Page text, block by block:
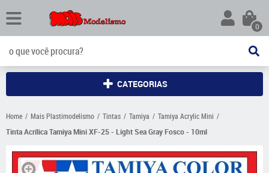
0
CATEGORIAS
Home Mais Plastimodelismo Tintas Tamiya
Tamiya Acrylic Mini
Tinta Acrílica Tamiya Mini XF-25 - Light Sea Gray Fosco - 10ml